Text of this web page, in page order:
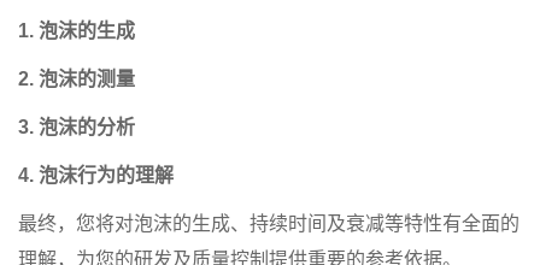
1. 泡沫的生成
2. 泡沫的测量
3. 泡沫的分析
4. 泡沫行为的理解
最终，您将对泡沫的生成、持续时间及衰减等特性有全面的
理解，为您的研发及质量控制提供重要的参考依据。